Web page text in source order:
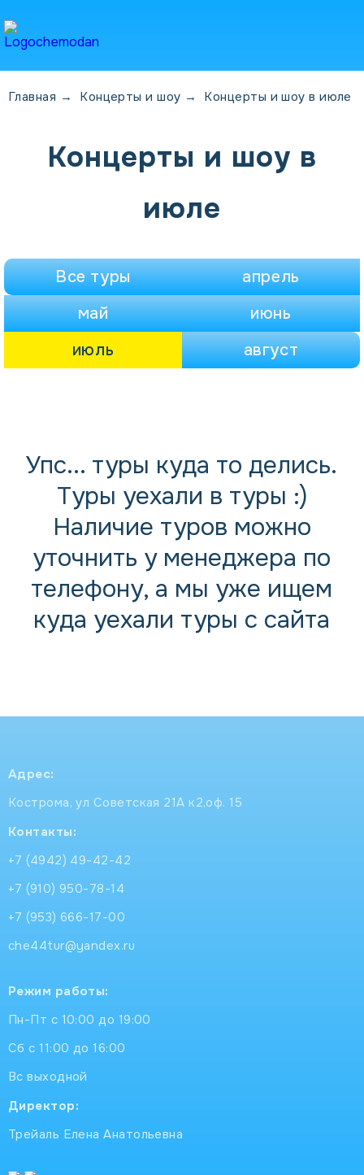
Главная → Концерты и шоу → Концерты и шоу в июле
Концерты и шоу в
июле
Все туры
апрель
май
июнь
июль
август
Упс... туры куда то делись.
Туры уехали в туры :)
Наличие туров можно
уточнить у менеджера по
телефону, а мы уже ищем
куда уехали туры с сайта
Адрес:
Кострома, ул Советская 21А к2,оф. 15
Контакты:
+7 (4942) 49-42-42
+7 (910) 950-78-14
+7 (953) 666-17-00
che44tur@yandex.ru
Режим работы:
Пн-Пт с 10:00 до 19:00
Сб с 11:00 до 16:00
Вс выходной
Директор:
Трейаль Елена Анатольевна